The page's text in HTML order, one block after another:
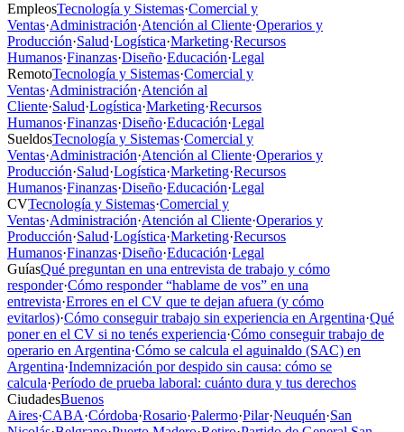
EmpleosTecnología y Sistemas·Comercial y
Ventas·Administración·Atención al Cliente·Operarios y
Producción·Salud·Logística·Marketing·Recursos
Humanos·Finanzas·Diseño·Educación·Legal
RemotoTecnología y Sistemas·Comercial y
Ventas·Administración·Atención al
Cliente·Salud·Logística·Marketing·Recursos
Humanos·Finanzas·Diseño·Educación·Legal
SueldosTecnología y Sistemas·Comercial y
Ventas·Administración·Atención al Cliente·Operarios y
Producción·Salud·Logística·Marketing·Recursos
Humanos·Finanzas·Diseño·Educación·Legal
CVTecnología y Sistemas·Comercial y
Ventas·Administración·Atención al Cliente·Operarios y
Producción·Salud·Logística·Marketing·Recursos
Humanos·Finanzas·Diseño·Educación·Legal
GuíasQué preguntan en una entrevista de trabajo y cómo
responder·Cómo responder “hablame de vos” en una
entrevista·Errores en el CV que te dejan afuera (y cómo
evitarlos)·Cómo conseguir trabajo sin experiencia en Argentina·Qué
poner en el CV si no tenés experiencia·Cómo conseguir trabajo de
operario en Argentina·Cómo se calcula el aguinaldo (SAC) en
Argentina·Indemnización por despido sin causa: cómo se
calcula·Período de prueba laboral: cuánto dura y tus derechos
CiudadesBuenos
Aires·CABA·Córdoba·Rosario·Palermo·Pilar·Neuquén·San